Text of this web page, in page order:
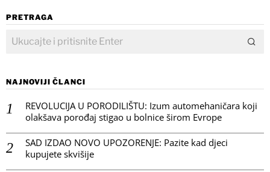
PRETRAGA
NAJNOVIJI ČLANCI
REVOLUCIJA U PORODILIŠTU: Izum automehaničara koji
olakšava porođaj stigao u bolnice širom Evrope
SAD IZDAO NOVO UPOZORENJE: Pazite kad djeci
kupujete skvišije